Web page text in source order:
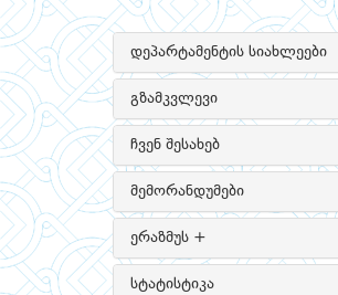
დეპარტამენტის სიახლეები
გზამკვლევი
ჩვენ შესახებ
მემორანდუმები
ერაზმუს +
სტატისტიკა